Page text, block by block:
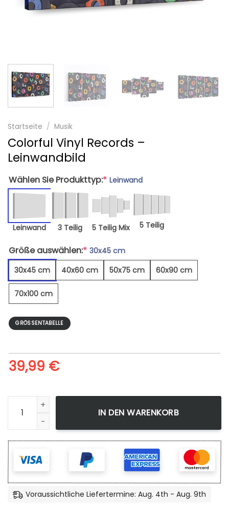
Startseite / Musik
Colorful Vinyl Records –
Leinwandbild
Wählen Sie Produkttyp:* Leinwand
Leinwand 3 Teilig 5 Teilig Mix 5 Teilig
Größe auswählen:* 30x45 cm
30x45 cm
40x60 cm 50x75 cm 60x90 cm
70x100 cm
GRÖSSENTABELLE
39,99 €
Colorful Vinyl Records - Leinwandbild Menge
IN DEN WARENKORB
Voraussichtliche Liefertermine: Aug. 4th - Aug. 9th